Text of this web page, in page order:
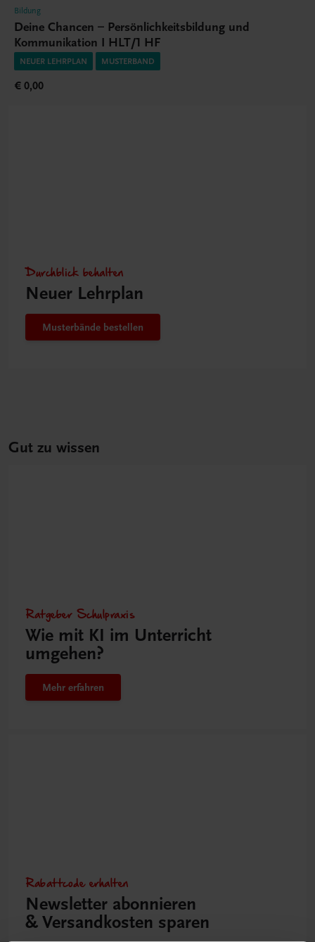
Bildung
Deine Chancen – Persönlichkeitsbildung und
Kommunikation I HLT/1 HF
NEUER LEHRPLAN MUSTERBAND
€ 0,00
Durchblick behalten
Neuer Lehrplan
Musterbände bestellen
Gut zu wissen
Ratgeber Schulpraxis
Wie mit KI im Unterricht
umgehen?
Mehr erfahren
Rabattcode erhalten
Newsletter abonnieren
& Versandkosten sparen